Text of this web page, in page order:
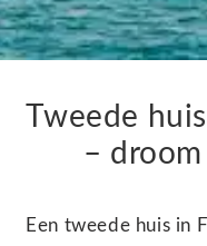
Tweede
–
Een tweede huis in